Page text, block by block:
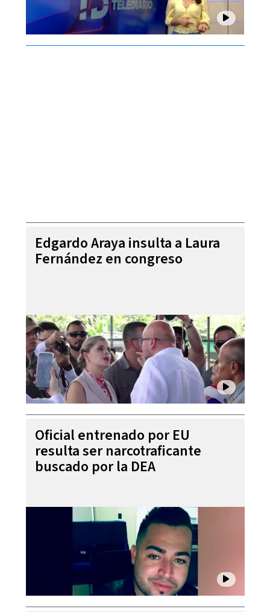
Edgardo Araya insulta a Laura
Fernández en congreso
Oficial entrenado por EU
resulta ser narcotraficante
buscado por la DEA